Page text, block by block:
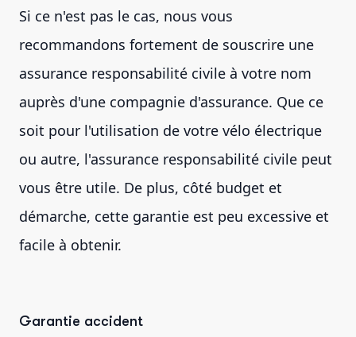
Si ce n'est pas le cas, nous vous
recommandons fortement de souscrire une
assurance responsabilité civile à votre nom
auprès d'une compagnie d'assurance. Que ce
soit pour l'utilisation de votre vélo électrique
ou autre, l'assurance responsabilité civile peut
vous être utile. De plus, côté budget et
démarche, cette garantie est peu excessive et
facile à obtenir.
Garantie accident